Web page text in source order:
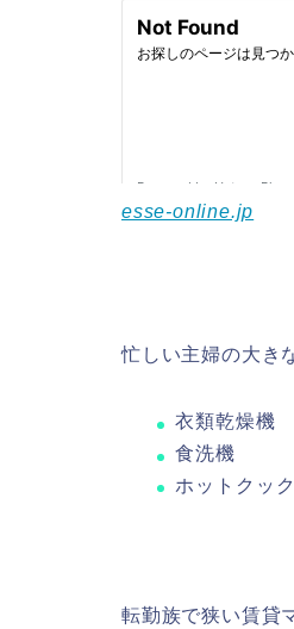
esse-online.jp
忙しい主婦の大き
衣類乾燥機
食洗機
ホットクッ
転勤族で狭い賃貸